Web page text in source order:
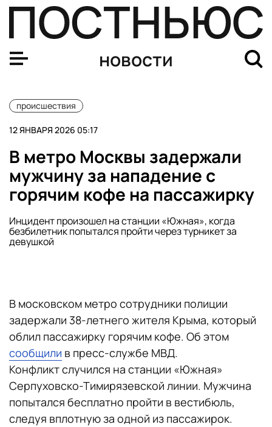
новости
происшествия
12 ЯНВАРЯ 2026 05:17
В метро Москвы задержали
мужчину за нападение с
горячим кофе на пассажирку
Инцидент произошел на станции «Южная», когда
безбилетник попытался пройти через турникет за
девушкой
В московском метро сотрудники полиции
задержали 38-летнего жителя Крыма, который
облил пассажирку горячим кофе. Об этом
сообщили в пресс-службе МВД.
Конфликт случился на станции «Южная»
Серпуховско-Тимирязевской линии. Мужчина
попытался бесплатно пройти в вестибюль,
следуя вплотную за одной из пассажирок.
Бывший генеральный директор «Уралкалия»